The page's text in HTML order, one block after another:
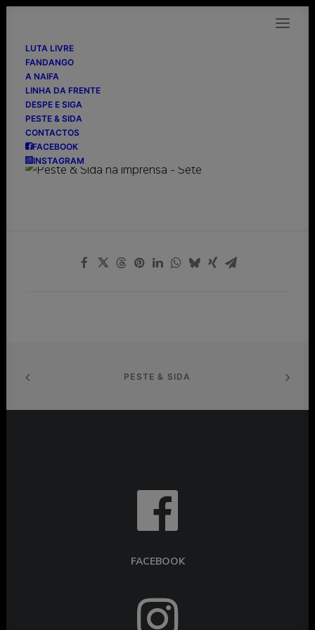
LUTA LIVRE
FANDANGO
A NAIFA
LINHA DA FRENTE
DESPE E SIGA
PESTE & SIDA
CONTACTOS
FACEBOOK
INSTAGRAM
Sete
05/05/1990
PESTE & SIDA
FACEBOOK